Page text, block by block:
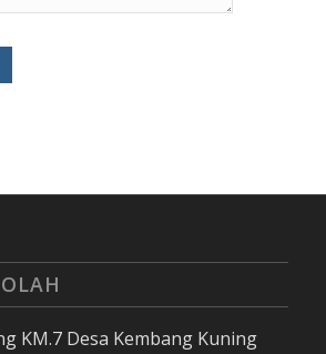
KM.7 Desa Kembang Kuning